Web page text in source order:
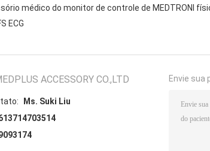
médico do monitor de controle de MEDTRONI
ECG
ACCESSORY CO.,LTD
Ms. Suki Liu
Envie sua